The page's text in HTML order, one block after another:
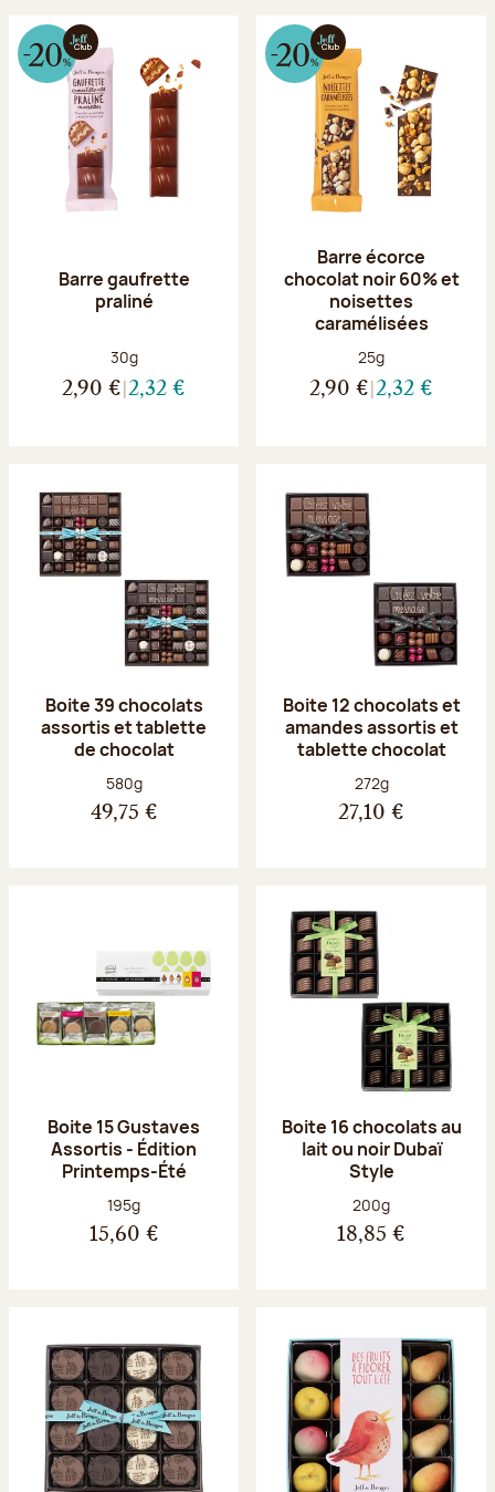
Barre gaufrette
praliné
Poids net :
30g
2,90 € 2,32 €
Barre écorce
chocolat noir 60% et
noisettes
caramélisées
Poids net :
25g
2,90 € 2,32 €
Boite 39 chocolats
assortis et tablette
de chocolat
Poids net :
580g
49,75 €
Boite 12 chocolats et
amandes assortis et
tablette chocolat
Poids net :
272g
27,10 €
Boite 15 Gustaves
Assortis - Édition
Printemps-Été
Poids net :
195g
15,60 €
Boite 16 chocolats au
lait ou noir Dubaï
Style
Poids net :
200g
18,85 €